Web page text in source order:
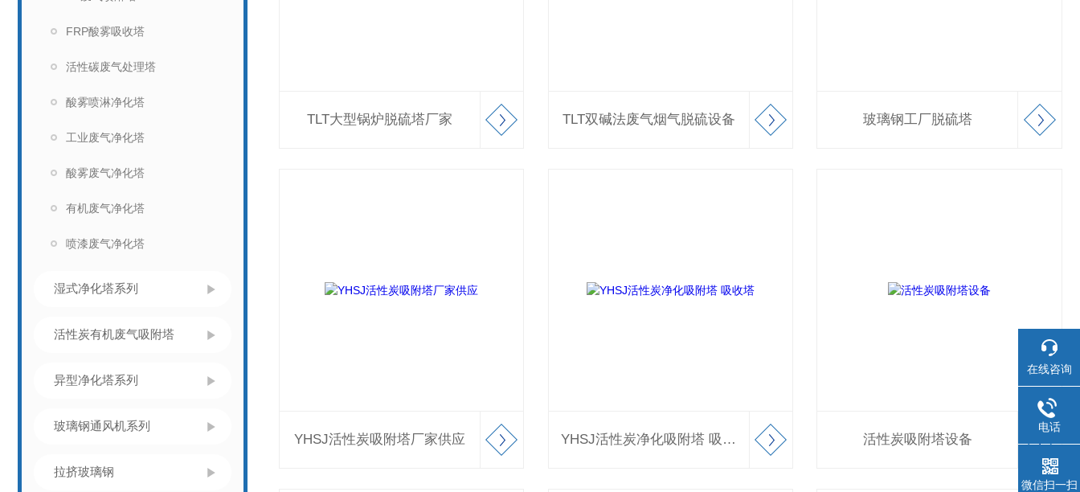
FRP酸雾吸收塔
活性碳废气处理塔
酸雾喷淋净化塔
工业废气净化塔
酸雾废气净化塔
有机废气净化塔
喷漆废气净化塔
湿式净化塔系列
活性炭有机废气吸附塔
异型净化塔系列
玻璃钢通风机系列
拉挤玻璃钢
TLT大型锅炉脱硫塔厂家 TLT双碱法废气烟气脱硫设备 玻璃钢工厂脱硫塔
YHSJ活性炭吸附塔厂家供应 YHSJ活性炭净化吸附塔 吸收塔 活性炭吸附塔设备
在线咨询
电话
微信扫一扫